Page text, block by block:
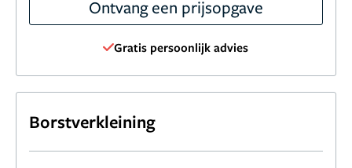
Ontvang een prijsopgave
Gratis persoonlijk advies
Borstverkleining